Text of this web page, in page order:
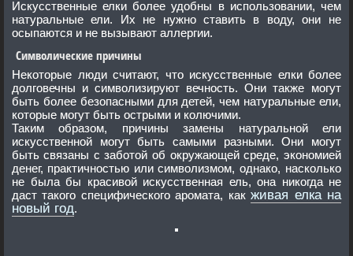
Искусственные елки более удобны в использовании, чем
натуральные ели. Их не нужно ставить в воду, они не
осыпаются и не вызывают аллергии.
Символические причины
Некоторые люди считают, что искусственные елки более
долговечны и символизируют вечность. Они также могут
быть более безопасными для детей, чем натуральные ели,
которые могут быть острыми и колючими.
Таким образом, причины замены натуральной ели
искусственной могут быть самыми разными. Они могут
быть связаны с заботой об окружающей среде, экономией
денег, практичностью или символизмом, однако, насколько
не была бы красивой искусственная ель, она никогда не
даст такого специфического аромата, как живая елка на
новый год.